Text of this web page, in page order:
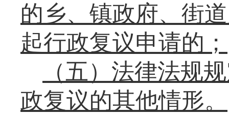
的乡、镇政府、街
起行政复议申请的；
（五）法律法规
政复议的其他情形。